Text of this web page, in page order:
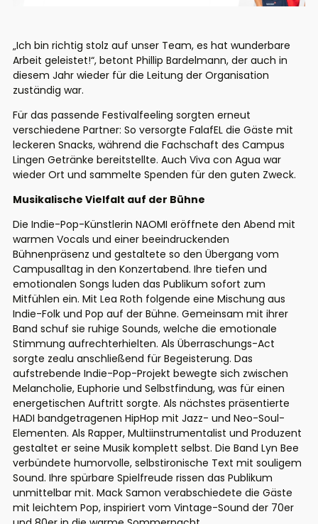
„Ich bin richtig stolz auf unser Team, es hat wunderbare
Arbeit geleistet!“, betont Phillip Bardelmann, der auch in
diesem Jahr wieder für die Leitung der Organisation
zuständig war.
Für das passende Festivalfeeling sorgten erneut
verschiedene Partner: So versorgte FalafEL die Gäste mit
leckeren Snacks, während die Fachschaft des Campus
Lingen Getränke bereitstellte. Auch Viva con Agua war
wieder Ort und sammelte Spenden für den guten Zweck.
Musikalische Vielfalt auf der Bühne
Die Indie-Pop-Künstlerin NAOMI eröffnete den Abend mit
warmen Vocals und einer beeindruckenden
Bühnenpräsenz und gestaltete so den Übergang vom
Campusalltag in den Konzertabend. Ihre tiefen und
emotionalen Songs luden das Publikum sofort zum
Mitfühlen ein. Mit Lea Roth folgende eine Mischung aus
Indie-Folk und Pop auf der Bühne. Gemeinsam mit ihrer
Band schuf sie ruhige Sounds, welche die emotionale
Stimmung aufrechterhielten. Als Überraschungs-Act
sorgte zealu anschließend für Begeisterung. Das
aufstrebende Indie-Pop-Projekt bewegte sich zwischen
Melancholie, Euphorie und Selbstfindung, was für einen
energetischen Auftritt sorgte. Als nächstes präsentierte
HADI bandgetragenen HipHop mit Jazz- und Neo-Soul-
Elementen. Als Rapper, Multiinstrumentalist und Produzent
gestaltet er seine Musik komplett selbst. Die Band Lyn Bee
verbündete humorvolle, selbstironische Text mit souligem
Sound. Ihre spürbare Spielfreude rissen das Publikum
unmittelbar mit. Mack Samon verabschiedete die Gäste
mit leichtem Pop, inspiriert vom Vintage-Sound der 70er